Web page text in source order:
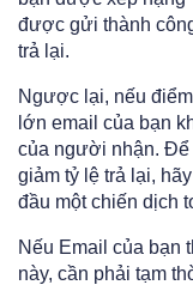
được gửi thành
trả lại.
Ngược lại, nếu
lớn email của bạn
của người nhận. Để
giảm tỷ lệ trả lại,
đầu một chiến dịch
Nếu Email của bạn
này, cần phải tạm